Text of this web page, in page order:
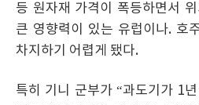
등 원자재 가격이 폭등하면서
큰 영향력이 있는 유럽이나. 호
차지하기 어렵게 됐다.
특히 기니 군부가 “과도기가 1